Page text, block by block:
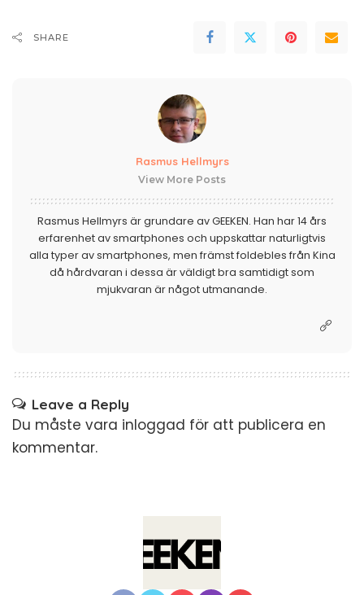
SHARE
Rasmus Hellmyrs
View More Posts
Rasmus Hellmyrs är grundare av GEEKEN. Han har 14 års
erfarenhet av smartphones och uppskattar naturligtvis
alla typer av smartphones, men främst foldebles från Kina
då hårdvaran i dessa är väldigt bra samtidigt som
mjukvaran är något utmanande.
Leave a Reply
Du måste vara inloggad för att publicera en
kommentar.